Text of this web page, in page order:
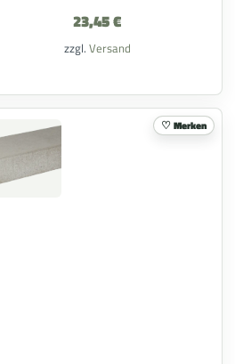
23,45€
zzgl. Versand
Merken